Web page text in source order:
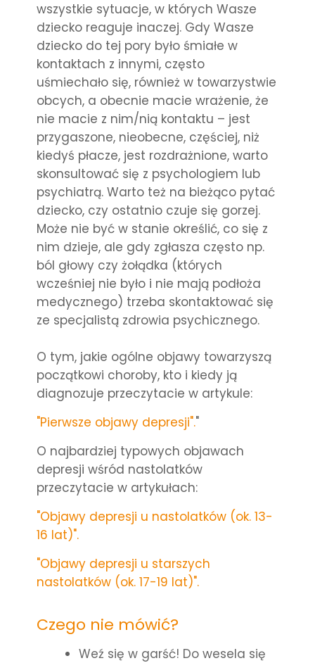
wszystkie sytuacje, w których Wasze
dziecko reaguje inaczej. Gdy Wasze
dziecko do tej pory było śmiałe w
kontaktach z innymi, często
uśmiechało się, również w towarzystwie
obcych, a obecnie macie wrażenie, że
nie macie z nim/nią kontaktu – jest
przygaszone, nieobecne, częściej, niż
kiedyś płacze, jest rozdrażnione, warto
skonsultować się z psychologiem lub
psychiatrą. Warto też na bieżąco pytać
dziecko, czy ostatnio czuje się gorzej.
Może nie być w stanie określić, co się z
nim dzieje, ale gdy zgłasza często np.
ból głowy czy żołądka (których
wcześniej nie było i nie mają podłoża
medycznego) trzeba skontaktować się
ze specjalistą zdrowia psychicznego.
O tym, jakie ogólne objawy towarzyszą
początkowi choroby, kto i kiedy ją
diagnozuje przeczytacie w artykule:
"Pierwsze objawy depresji"."
O najbardziej typowych objawach
depresji wśród nastolatków
przeczytacie w artykułach:
"Objawy depresji u nastolatków (ok. 13-
16 lat)".
"Objawy depresji u starszych
nastolatków (ok. 17-19 lat)".
Czego nie mówić?
Weź się w garść! Do wesela się